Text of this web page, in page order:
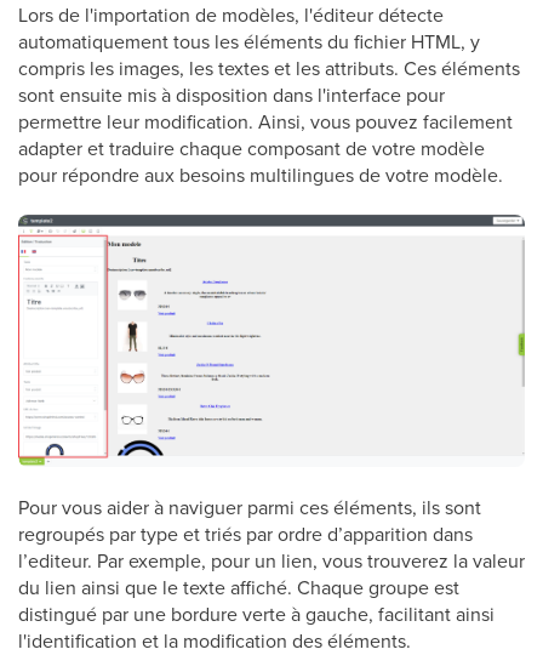
Lors de l'importation de modèles, l'éditeur détecte
automatiquement tous les éléments du fichier HTML, y
compris les images, les textes et les attributs. Ces éléments
sont ensuite mis à disposition dans l'interface pour
permettre leur modification. Ainsi, vous pouvez facilement
adapter et traduire chaque composant de votre modèle
pour répondre aux besoins multilingues de votre modèle.
Pour vous aider à naviguer parmi ces éléments, ils sont
regroupés par type et triés par ordre d’apparition dans
l’editeur. Par exemple, pour un lien, vous trouverez la valeur
du lien ainsi que le texte affiché. Chaque groupe est
distingué par une bordure verte à gauche, facilitant ainsi
l'identification et la modification des éléments.